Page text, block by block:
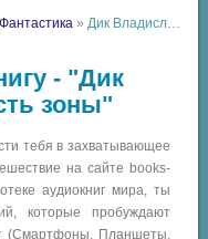
Фантастика » Дик Владислав - Часть зоны
- "Дик
зоны"
тебя в захватывающее
на сайте books-
аудиокниг мира, ты
которые пробуждают
(Смартфоны, Планшеты,